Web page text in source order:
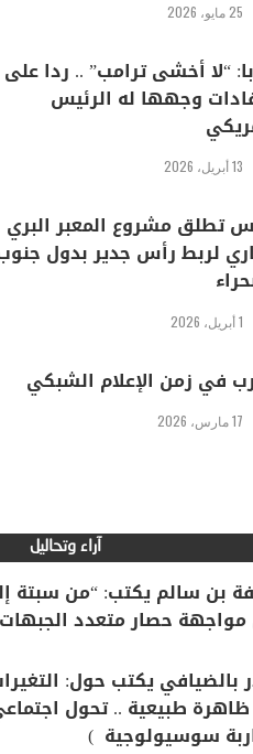
25 مايو، 2026
“لا أخشى ترامب” .. ردا على
وجهها له الرئيس
13 أبريل، 2026
تطلق مشروع المعبر البري
لربط رأس جدير بدول
1 أبريل، 2026
في زمن الإعلام الشبكي
17 مارس، 2026
آراء وتحاليل
بن سالم يكتب: “من سبتة
حصار متعدد
بالضيافي يكتب حول:
طبيعية .. تحول
سوسيولوجية )